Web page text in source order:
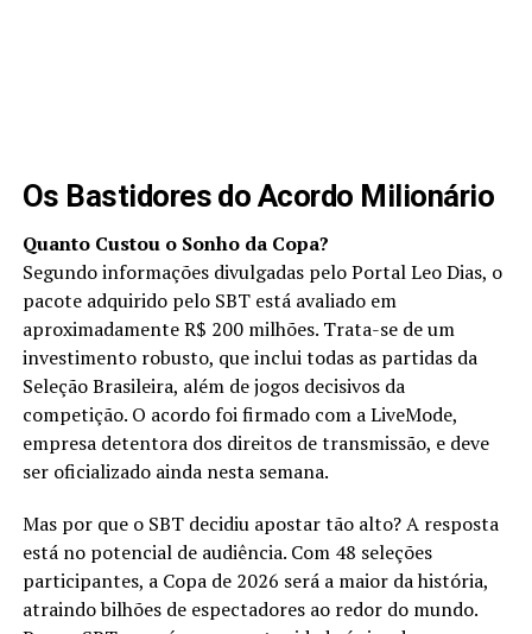
Os Bastidores do Acordo Milionário
Quanto Custou o Sonho da Copa?
Segundo informações divulgadas pelo Portal Leo Dias, o
pacote adquirido pelo SBT está avaliado em
aproximadamente R$ 200 milhões. Trata-se de um
investimento robusto, que inclui todas as partidas da
Seleção Brasileira, além de jogos decisivos da
competição. O acordo foi firmado com a LiveMode,
empresa detentora dos direitos de transmissão, e deve
ser oficializado ainda nesta semana.
Mas por que o SBT decidiu apostar tão alto? A resposta
está no potencial de audiência. Com 48 seleções
participantes, a Copa de 2026 será a maior da história,
atraindo bilhões de espectadores ao redor do mundo.